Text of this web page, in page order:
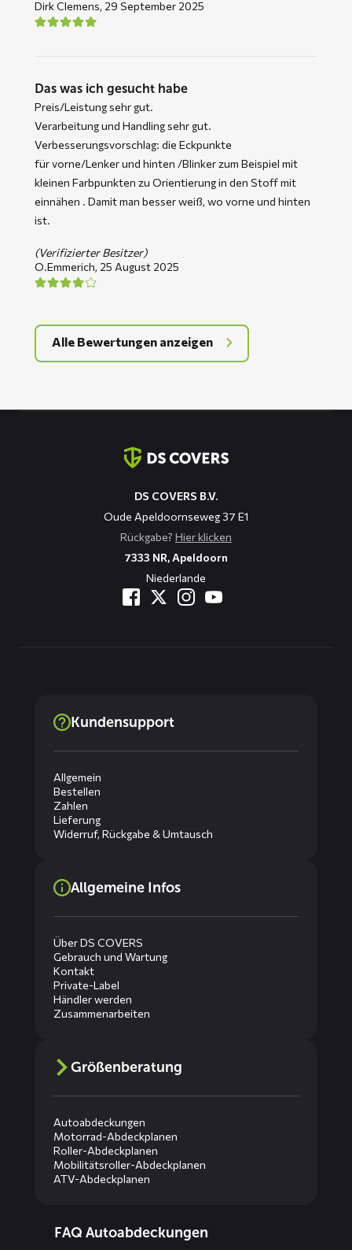
Dirk Clemens, 29 September 2025
Das was ich gesucht habe
Preis/Leistung sehr gut.
Verarbeitung und Handling sehr gut.
Verbesserungsvorschlag: die Eckpunkte
für vorne/Lenker und hinten /Blinker zum Beispiel mit
kleinen Farbpunkten zu Orientierung in den Stoff mit
einnähen . Damit man besser weiß, wo vorne und hinten
ist.
(Verifizierter Besitzer)
O.Emmerich, 25 August 2025
Alle Bewertungen anzeigen
DS COVERS B.V.
Oude Apeldoornseweg 37 E1
Rückgabe? Hier klicken
7333 NR, Apeldoorn
Niederlande
Kundensupport
Allgemein
Bestellen
Zahlen
Lieferung
Widerruf, Rückgabe & Umtausch
Allgemeine Infos
Über DS COVERS
Gebrauch und Wartung
Kontakt
Private-Label
Händler werden
Zusammenarbeiten
Größenberatung
Autoabdeckungen
Motorrad-Abdeckplanen
Roller-Abdeckplanen
Mobilitätsroller-Abdeckplanen
ATV-Abdeckplanen
menusFAQ Autoabdeckungen